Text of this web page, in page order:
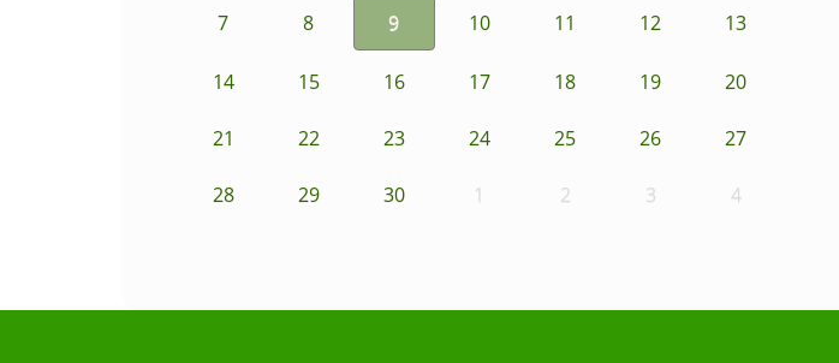
7 8 9 10 11 12 13
14 15 16 17 18 19 20
21 22 23 24 25 26 27
28 29 30 1 2 3 4